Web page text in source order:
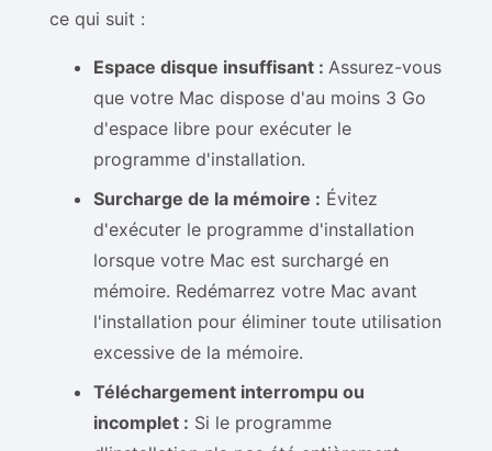
ce qui suit :
Espace disque insuffisant : Assurez-vous
que votre Mac dispose d'au moins 3 Go
d'espace libre pour exécuter le
programme d'installation.
Surcharge de la mémoire : Évitez
d'exécuter le programme d'installation
lorsque votre Mac est surchargé en
mémoire. Redémarrez votre Mac avant
l'installation pour éliminer toute utilisation
excessive de la mémoire.
Téléchargement interrompu ou
incomplet : Si le programme